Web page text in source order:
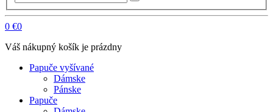
0 €0
Váš nákupný košík je prázdny
Papuče vyšívané
Dámske
Pánske
Papuče